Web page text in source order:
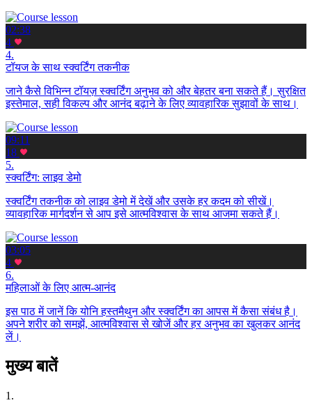
02:38
4
4.
टॉयज के साथ स्क्वर्टिंग तकनीक
जाने कैसे विभिन्न टॉयज़ स्क्वर्टिंग अनुभव को और बेहतर बना सकते हैं। सुरक्षित
इस्तेमाल, सही विकल्प और आनंद बढ़ाने के लिए व्यावहारिक सुझावों के साथ।
09:11
18
5.
स्क्वर्टिंग: लाइव डेमो
स्क्वर्टिंग तकनीक को लाइव डेमो में देखें और उसके हर कदम को सीखें।
व्यावहारिक मार्गदर्शन से आप इसे आत्मविश्वास के साथ आजमा सकते हैं।
03:05
4
6.
महिलाओं के लिए आत्म-आनंद
इस पाठ में जानें कि योनि हस्तमैथुन और स्क्वर्टिंग का आपस में कैसा संबंध है।
अपने शरीर को समझें, आत्मविश्वास से खोजें और हर अनुभव का खुलकर आनंद
लें।
मुख्य बातें
1.